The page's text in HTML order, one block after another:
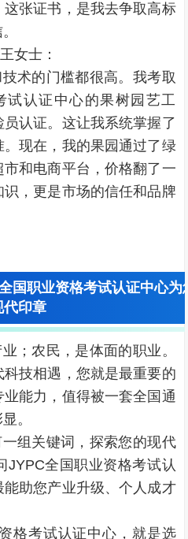
张证书，是我去争取高标
女士：
术的门槛都很高。我考取
试认证中心的果树园艺工
员认证。这让我系统掌握了
现在，我的果园通过了绿
和电商平台，价格翻了一
，更是市场的信任和品牌
国职业资格考试认证中心
代印章
；农民，是体面的职业。
技相遇，您就是最重要的
能力，值得被一套全国通
。
组关键词，探索您的现代
JYPC全国职业资格考试认
助您产业升级、个人成才
格考试认证中心，就是选